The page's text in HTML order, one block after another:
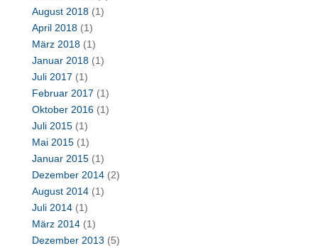
August 2018(1)
April 2018(1)
März 2018(1)
Januar 2018(1)
Juli 2017 (1)
Februar 2017 (1)
Oktober 2016(1)
Juli 2015(1)
Mai 2015(1)
Januar 2015(1)
Dezember 2014(2)
August 2014(1)
Juli 2014(1)
März 2014(1)
Dezember 2013 (5)